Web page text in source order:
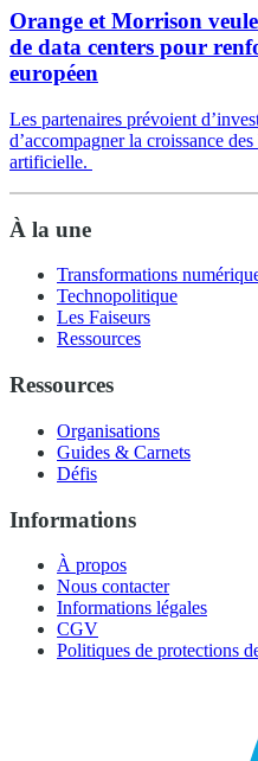
Orange et Morrison
de data centers pour
européen
Les partenaires prévoient
d’accompagner la croissance
artificielle.
À la une
Transformations
Technopolitique
Les Faiseurs
Ressources
Ressources
Organisations
Guides & Carnets
Défis
Informations
À propos
Nous contacter
Informations légales
CGV
Politiques de protections